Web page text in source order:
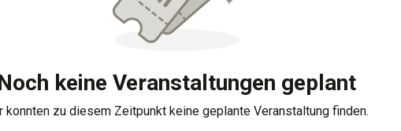
keine Veranstaltungen geplant
konnten zu diesem Zeitpunkt keine geplante Veranstaltung finden.